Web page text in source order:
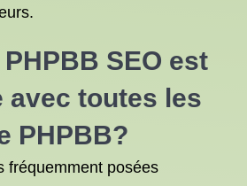
SEO est
avec toutes les
PHPBB?
fréquemment posées